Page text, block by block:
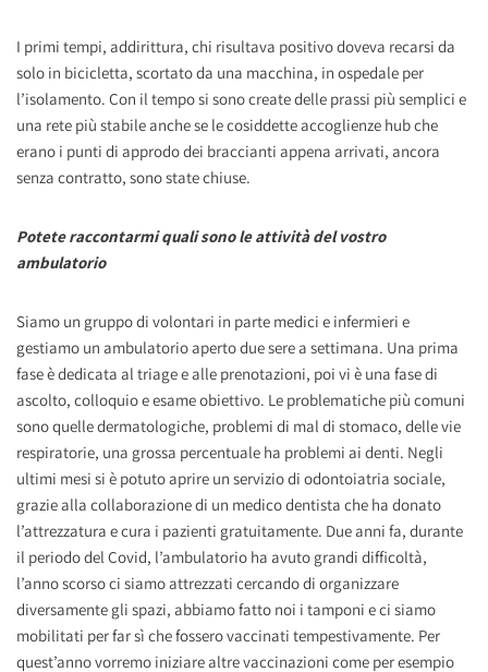
I primi tempi, addirittura, chi risultava positivo doveva recarsi da
solo in bicicletta, scortato da una macchina, in ospedale per
l’isolamento. Con il tempo si sono create delle prassi più semplici e
una rete più stabile anche se le cosiddette accoglienze hub che
erano i punti di approdo dei braccianti appena arrivati, ancora
senza contratto, sono state chiuse.
Potete raccontarmi quali sono le attività del vostro
ambulatorio
Siamo un gruppo di volontari in parte medici e infermieri e
gestiamo un ambulatorio aperto due sere a settimana. Una prima
fase è dedicata al triage e alle prenotazioni, poi vi è una fase di
ascolto, colloquio e esame obiettivo. Le problematiche più comuni
sono quelle dermatologiche, problemi di mal di stomaco, delle vie
respiratorie, una grossa percentuale ha problemi ai denti. Negli
ultimi mesi si è potuto aprire un servizio di odontoiatria sociale,
grazie alla collaborazione di un medico dentista che ha donato
l’attrezzatura e cura i pazienti gratuitamente. Due anni fa, durante
il periodo del Covid, l’ambulatorio ha avuto grandi difficoltà,
l’anno scorso ci siamo attrezzati cercando di organizzare
diversamente gli spazi, abbiamo fatto noi i tamponi e ci siamo
mobilitati per far sì che fossero vaccinati tempestivamente. Per
quest’anno vorremo iniziare altre vaccinazioni come per esempio